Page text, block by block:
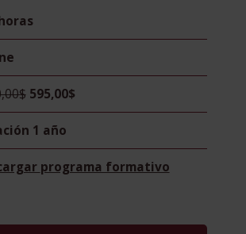
595,00$
1 año
programa formativo